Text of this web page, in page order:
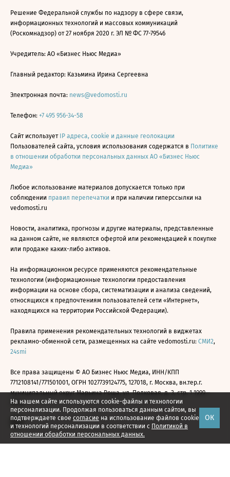
На нашем сайте используются cookie-файлы и технологии
персонализации. Продолжая пользоваться данным сайтом, вы
подтверждаете свое согласие на использование файлов cookie
и технологий персонализации в соответствии с Политикой в
отношении обработки персональных данных.
ОК
Решение Федеральной службы по надзору в сфере связи,
информационных технологий и массовых коммуникаций
(Роскомнадзор) от 27 ноября 2020 г. ЭЛ № ФС 77-79546
Учредитель: АО «Бизнес Ньюс Медиа»
Главный редактор: Казьмина Ирина Сергеевна
Электронная почта: news@vedomosti.ru
Телефон: +7 495 956-34-58
Сайт использует IP адреса, cookie и данные геолокации
Пользователей сайта, условия использования содержатся в Политике
в отношении обработки персональных данных АО «Бизнес Ньюс
Медиа»
Любое использование материалов допускается только при
соблюдении правил перепечатки и при наличии гиперссылки на
vedomosti.ru
Новости, аналитика, прогнозы и другие материалы, представленные
на данном сайте, не являются офертой или рекомендацией к покупке
или продаже каких-либо активов.
На информационном ресурсе применяются рекомендательные
технологии (информационные технологии предоставления
информации на основе сбора, систематизации и анализа сведений,
относящихся к предпочтениям пользователей сети «Интернет»,
находящихся на территории Российской Федерации).
Правила применения рекомендательных технологий в виджетах
рекламно-обменной сети, размещенных на сайте vedomosti.ru: СМИ2,
24smi
Все права защищены © АО Бизнес Ньюс Медиа, ИНН/КПП
7712108141/771501001, ОГРН 1027739124775, 127018, г. Москва, вн.тер.г.
муниципальный округ Марьина Роща, ул. Полковая, д. 3, стр. 1 1999—
2026